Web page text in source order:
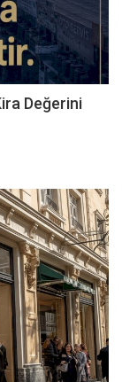
Değerini